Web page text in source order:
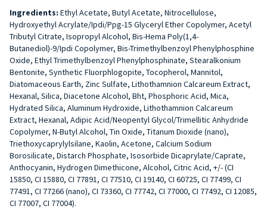
Ingredients: Ethyl Acetate, Butyl Acetate, Nitrocellulose,
Hydroxyethyl Acrylate/Ipdi/Ppg-15 Glyceryl Ether Copolymer, Acetyl
Tributyl Citrate, Isopropyl Alcohol, Bis-Hema Poly(1,4-
Butanediol)-9/Ipdi Copolymer, Bis-Trimethylbenzoyl Phenylphosphine
Oxide, Ethyl Trimethylbenzoyl Phenylphosphinate, Stearalkonium
Bentonite, Synthetic Fluorphlogopite, Tocopherol, Mannitol,
Diatomaceous Earth, Zinc Sulfate, Lithothamnion Calcareum Extract,
Hexanal, Silica, Diacetone Alcohol, Bht, Phosphoric Acid, Mica,
Hydrated Silica, Aluminum Hydroxide, Lithothamnion Calcareum
Extract, Hexanal, Adipic Acid/Neopentyl Glycol/Trimellitic Anhydride
Copolymer, N-Butyl Alcohol, Tin Oxide, Titanum Dioxide (nano),
Triethoxycaprylylsilane, Kaolin, Acetone, Calcium Sodium
Borosilicate, Distarch Phosphate, Isosorbide Dicaprylate/Caprate,
Anthocyanin, Hydrogen Dimethicone, Alcohol, Citric Acid, +/- (CI
15850, CI 15880, CI 77891, CI 77510, CI 19140, CI 60725, CI 77499, CI
77491, CI 77266 (nano), CI 73360, CI 77742, CI 77000, CI 77492, CI 12085,
CI 77007, CI 77004).